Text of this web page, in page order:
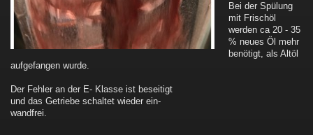
Bei der Spülung
mit Frischöl
werden ca 20 - 35
% neues Öl mehr
benötigt, als Altöl
aufgefangen wurde.
Der Fehler an der E- Klasse ist beseitigt
und das Getriebe schaltet wieder ein-
wandfrei.